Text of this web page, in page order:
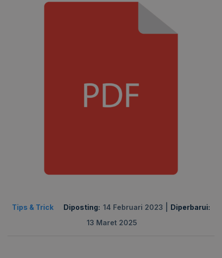
Tips & Trick Diposting: 14 Februari 2023
Diperbarui:
13 Maret 2025